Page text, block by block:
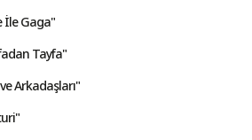
İle Gaga"
Tayfa"
Arkadaşları"